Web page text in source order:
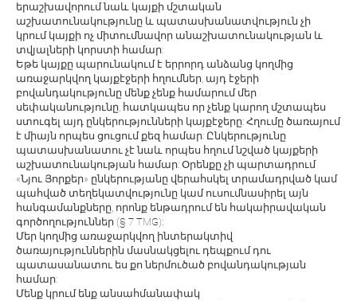
երաշխավորում նաև կայքի մշտական
աշխատունակությունը և պատասխանատվություն չի
կրում կայքի ոչ միտումնավոր անաշխատունակության և
տվյալների կորստի համար:
Եթե կայքը պարունակում է երրորդ անձանց կողմից
առաջարկվող կայքէջերի հղումներ, այդ էջերի
բովանդակությունը մենք չենք համարում մեր
սեփականությունը, հատկապես որ չենք կարող մշտապես
ստուգել այդ ընկերությունների կայքէջերը: Հղումը ծառայում
է միայն որպես ցուցում քեզ համար: Ընկերությունը
պատասխանատու չէ նաև որպես հղում նշված կայքերի
աշխատունակության համար: Օրենքը չի պարտադրում
«Նյու Յորքեր» ընկերությանը վերահսկել տրամադրված կամ
պահված տեղեկատվությունը կամ ուսումնասիրել այն
հանգամանքները, որոնք ենթադրում են հակաիրավական
գործողություններ (§ 7 TMG):
Մեր կողմից առաջարկվող ինտերակտիվ
ծառայություններին մասնակցելու դեպքում դու
պատասանատու ես քո ներմուծած բովանդակության
համար:
Մենք կրում ենք անսահմանափակ